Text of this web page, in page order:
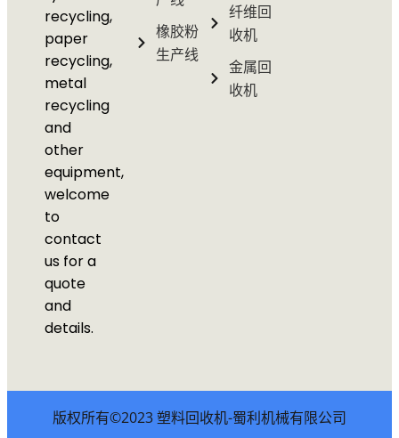
recycling,
paper
recycling,
metal
recycling
and
other
equipment,
welcome
to
contact
us for a
quote
and
details.
橡胶粉
生产线
纤维回
收机
金属回
收机
版权所有©2023 塑料回收机-蜀利机械有限公司